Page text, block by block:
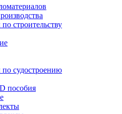
строительству
судостроению
пособия